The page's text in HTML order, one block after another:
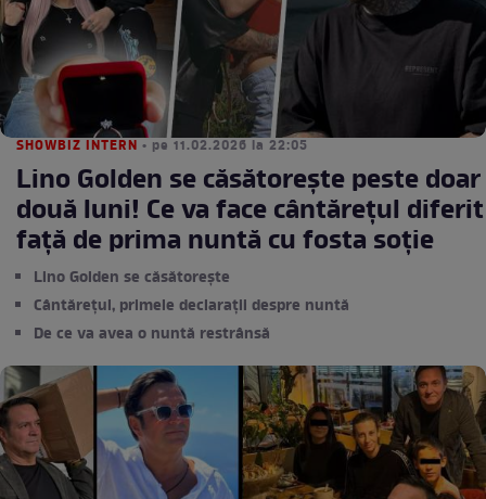
SHOWBIZ INTERN • pe 11.02.2026 la 22:05
Lino Golden se căsătorește peste doar
două luni! Ce va face cântărețul diferit
față de prima nuntă cu fosta soție
Lino Golden se căsătorește
Cântărețul, primele declarații despre nuntă
De ce va avea o nuntă restrânsă